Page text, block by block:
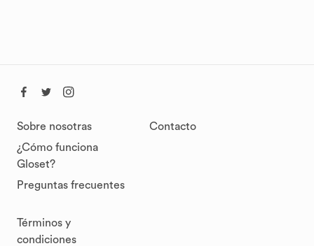
Sobre nosotras
¿Cómo funciona
Gloset?
Preguntas frecuentes
Contacto
Términos y
condiciones